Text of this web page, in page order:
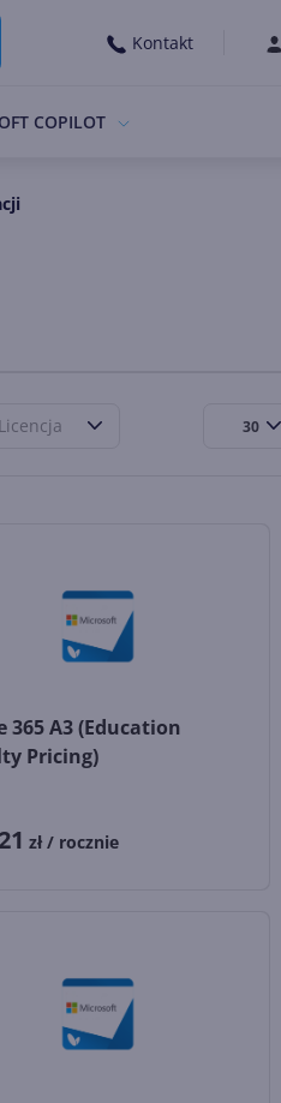
Kontakt
COPILOT
Licencja 30
365 A3 (Education
Pricing)
zł / rocznie